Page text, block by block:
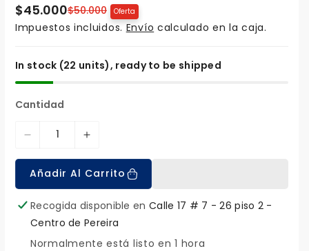
P
r
e
o
n
o
f
$45.000
P
r
e
o
e
g
u
$50.000 Oferta
Impuestos incluidos. Envío calculado en la caja.
In stock (22 units), ready to be shipped
Cantidad
i
s
m
n
A
u
m
e
n
Añadir Al Carrito
Recogida disponible en Calle 17 # 7 - 26 piso 2 -
Centro de Pereira
Normalmente está listo en 1 hora